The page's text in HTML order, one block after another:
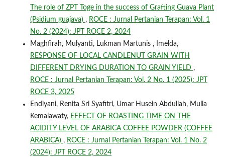
The role of ZPT Toge in the success of Grafting Guava Plant
(Psidium guajava) , ROCE : Jurnal Pertanian Terapan: Vol. 1
No. 2 (2024): JPT ROCE 2, 2024
Maghfirah, Mulyanti, Lukman Martunis , Imelda,
RESPONSE OF LOCAL CANDLENUT GRAIN WITH
DIFFERENT DRYING DURATION TO GRAIN YIELD ,
ROCE : Jurnal Pertanian Terapan: Vol. 2 No. 1 (2025): JPT
ROCE 3, 2025
Endiyani, Renita Sri Syafitri, Umar Husein Abdullah, Mulla
Kemalawaty, EFFECT OF ROASTING TIME ON THE
ACIDITY LEVEL OF ARABICA COFFEE POWDER (COFFEE
ARABICA) , ROCE : Jurnal Pertanian Terapan: Vol. 1 No. 2
(2024): JPT ROCE 2, 2024